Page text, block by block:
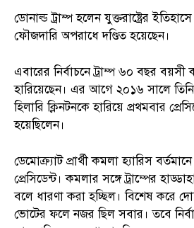
ডোনাল্ড ট্রাম্প হলেন যুক্তরাষ্ট্রের
ফৌজদারি অপরাধে দণ্ডিত হয়েছেন।
এবারের নির্বাচনে ট্রাম্প ৬০ বছর বয়সী
হারিয়েছেন। এর আগে ২০১৬ সালে তিনি
হিলারি ক্লিনটনকে হারিয়ে প্রথমবার
হয়েছিলেন।
ডেমোক্র্যাট প্রার্থী কমলা হ্যারিস
প্রেসিডেন্ট। কমলার সঙ্গে ট্রাম্পের
বলে ধারণা করা হচ্ছিল। বিশেষ করে
ভোটের ফলে নজর ছিল সবার। তবে